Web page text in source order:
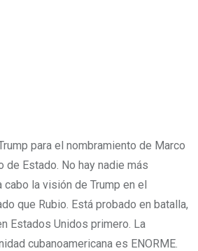
para el nombramiento de Marco
de Estado. No hay nadie más
cabo la visión de Trump en el
que Rubio. Está probado en batalla,
Estados Unidos primero. La
cubanoamericana es ENORME.